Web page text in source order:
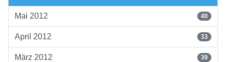
Mai 2012 40
April 2012 33
März 2012 39